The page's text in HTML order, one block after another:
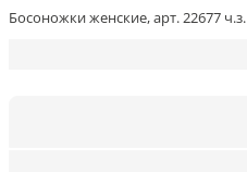
Босоножки женские, арт. 22677 ч.з.